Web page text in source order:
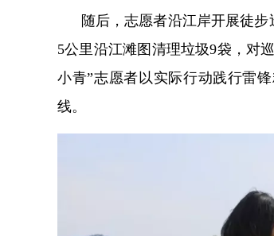
随后，志愿者沿江岸开展徒
5公里沿江滩图清理垃圾9袋，对
小青”志愿者以实际行动践行雷
线。